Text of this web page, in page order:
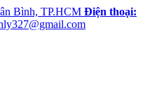
Bình, TP.HCM Điện thoại: